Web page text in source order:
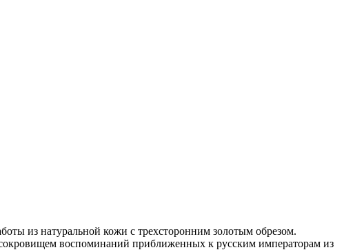
из натуральной кожи с трехсторонним золотым обрезом.
воспоминаний приближенных к русским императорам из